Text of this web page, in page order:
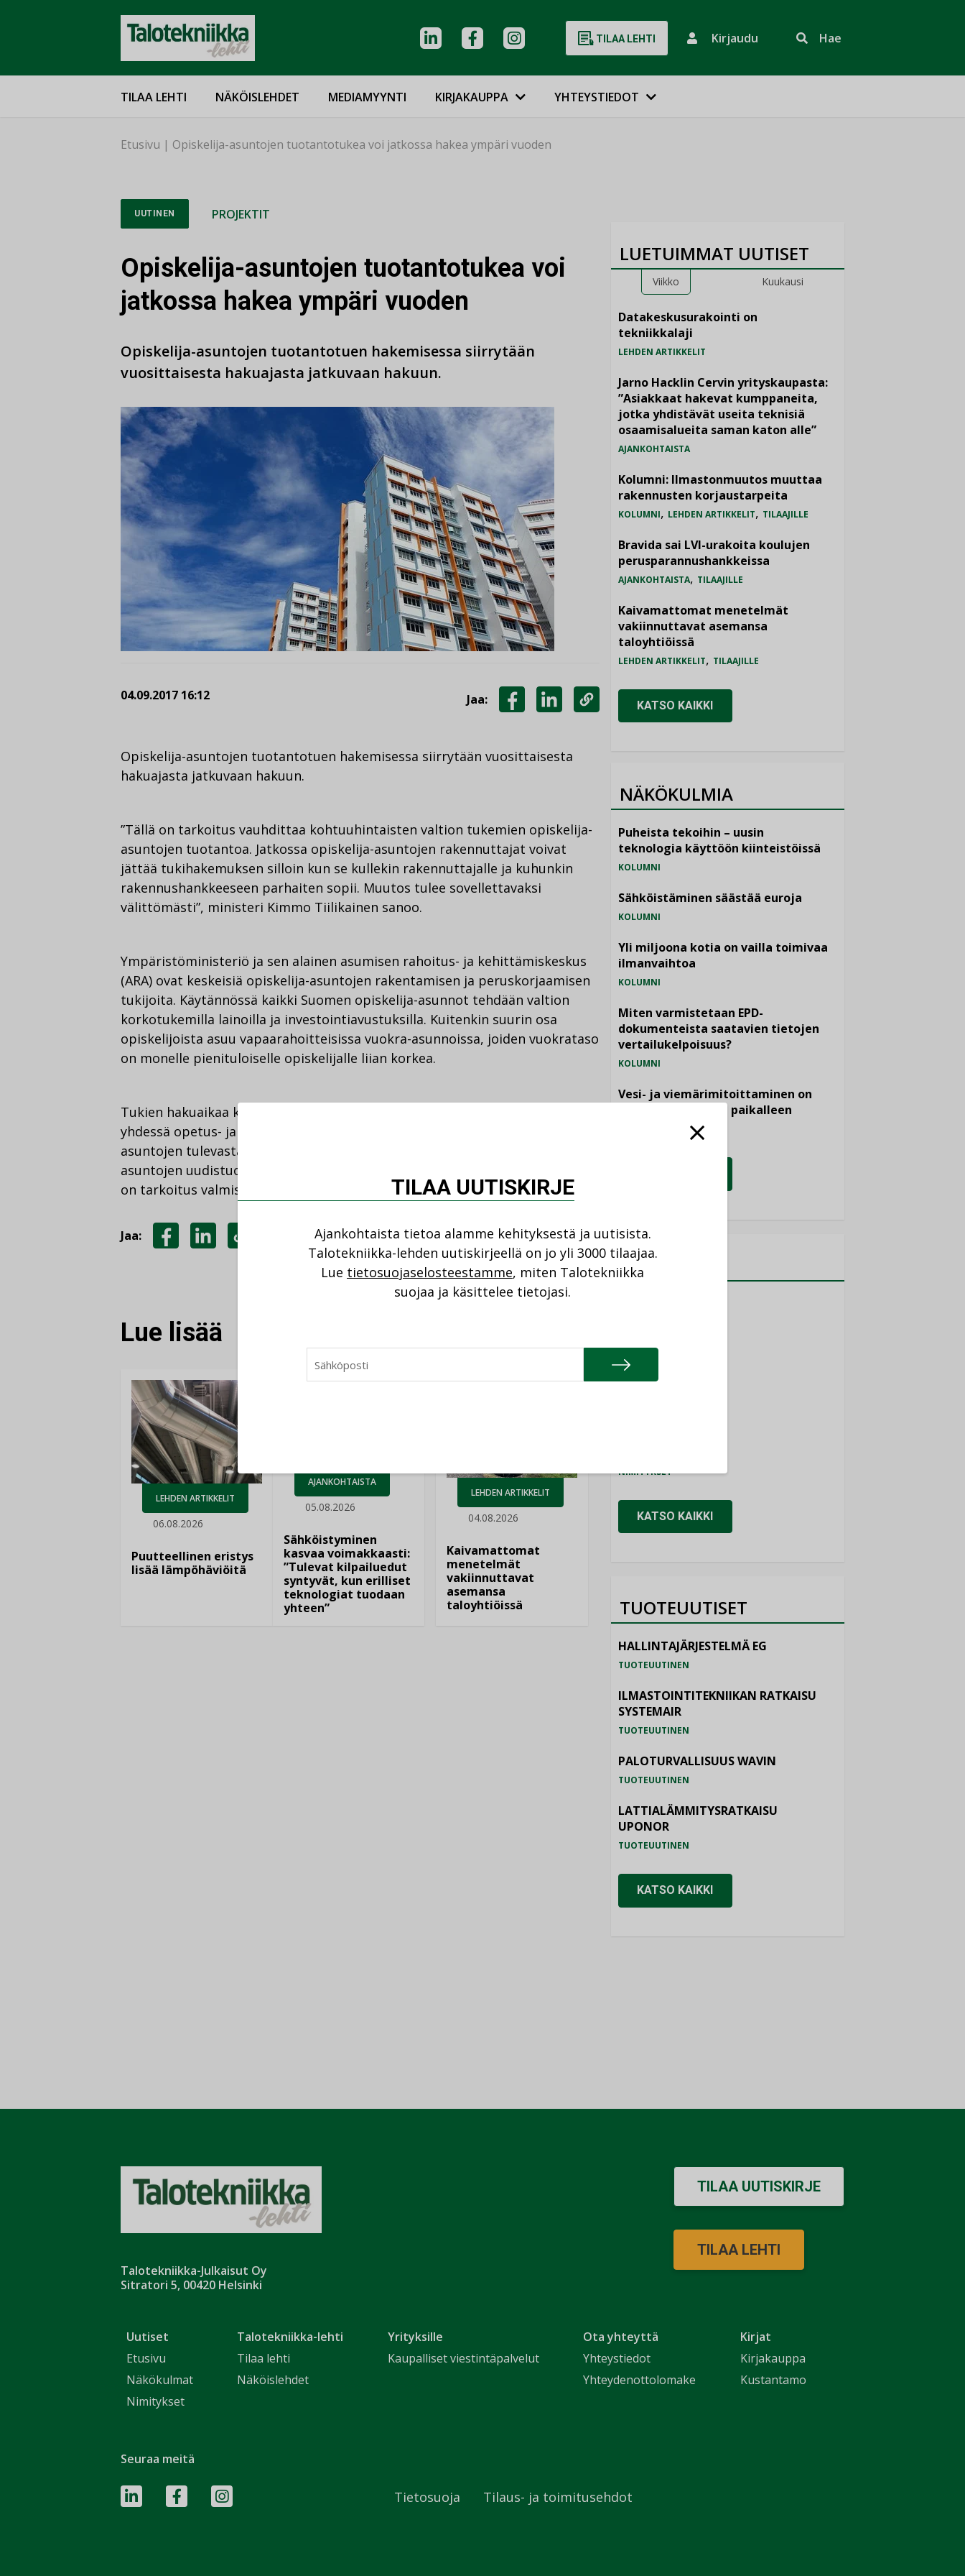
TILAA LEHTI Kirjaudu Hae
TILAA LEHTI NÄKÖISLEHDET MEDIAMYYNTI KIRJAKAUPPA YHTEYSTIEDOT
Etusivu | Opiskelija-asuntojen tuotantotukea voi jatkossa hakea ympäri vuoden
UUTINEN PROJEKTIT
Opiskelija-asuntojen tuotantotukea voi
jatkossa hakea ympäri vuoden
Opiskelija-asuntojen tuotantotuen hakemisessa siirrytään
vuosittaisesta hakuajasta jatkuvaan hakuun.
04.09.2017 16:12 Jaa:
KOPIOI
Opiskelija-asuntojen tuotantotuen hakemisessa siirrytään vuosittaisesta
hakuajasta jatkuvaan hakuun.
”Tällä on tarkoitus vauhdittaa kohtuuhintaisten valtion tukemien opiskelija-
asuntojen tuotantoa. Jatkossa opiskelija-asuntojen rakennuttajat voivat
jättää tukihakemuksen silloin kun se kullekin rakennuttajalle ja kuhunkin
rakennushankkeeseen parhaiten sopii. Muutos tulee sovellettavaksi
välittömästi”, ministeri Kimmo Tiilikainen sanoo.
Ympäristöministeriö ja sen alainen asumisen rahoitus- ja kehittämiskeskus
(ARA) ovat keskeisiä opiskelija-asuntojen rakentamisen ja peruskorjaamisen
tukijoita. Käytännössä kaikki Suomen opiskelija-asunnot tehdään valtion
korkotukemilla lainoilla ja investointiavustuksilla. Kuitenkin suurin osa
opiskelijoista asuu vapaarahoitteisissa vuokra-asunnoissa, joiden vuokrataso
on monelle pienituloiselle opiskelijalle liian korkea.
Tukien hakuaikaa koskevan uudistuksen lisäksi ympäristöministeriö teettää
yhdessä opetus- ja kulttuuriministeriön kanssa uuden selvityksen opiskelija-
asuntojen tulevasta tuotantotarpeesta. Tällä tavoin saadaan arvio opiskelija-
asuntojen uudistuotanto- ja korjaustarpeesta tuleville vuosille. Selvityksen
on tarkoitus valmistua vuoden 2018 loppuun mennessä.
Jaa:
Lue lisää
LEHDEN ARTIKKELIT
06.08.2026
Puutteellinen eristys
lisää lämpöhäviöitä
AJANKOHTAISTA
05.08.2026
Sähköistyminen
kasvaa voimakkaasti:
”Tulevat kilpailuedut
syntyvät, kun erilliset
teknologiat tuodaan
yhteen”
LEHDEN ARTIKKELIT
04.08.2026
Kaivamattomat
menetelmät
vakiinnuttavat
asemansa
taloyhtiöissä
LUETUIMMAT UUTISET
Viikko Kuukausi
Datakeskusurakointi on
tekniikkalaji
LEHDEN ARTIKKELIT
Jarno Hacklin Cervin yrityskaupasta:
”Asiakkaat hakevat kumppaneita,
jotka yhdistävät useita teknisiä
osaamisalueita saman katon alle”
AJANKOHTAISTA
Kolumni: Ilmastonmuutos muuttaa
rakennusten korjaustarpeita
KOLUMNI, LEHDEN ARTIKKELIT, TILAAJILLE
Bravida sai LVI-urakoita koulujen
perusparannushankkeissa
AJANKOHTAISTA, TILAAJILLE
Kaivamattomat menetelmät
vakiinnuttavat asemansa
taloyhtiöissä
LEHDEN ARTIKKELIT, TILAAJILLE
KATSO KAIKKI
NÄKÖKULMIA
Puheista tekoihin – uusin
teknologia käyttöön kiinteistöissä
KOLUMNI
Sähköistäminen säästää euroja
KOLUMNI
Yli miljoona kotia on vailla toimivaa
ilmanvaihtoa
KOLUMNI
Miten varmistetaan EPD-
dokumenteista saatavien tietojen
vertailukelpoisuus?
KOLUMNI
Vesi- ja viemärimitoittaminen on
jämähtänyt ajassa paikalleen
NIMITYKSET
NIMITYKSET
NIMITYKSET
KATSO KAIKKI
TUOTEUUTISET
HALLINTAJÄRJESTELMÄ EG
TUOTEUUTINEN
ILMASTOINTITEKNIIKAN RATKAISU
SYSTEMAIR
TUOTEUUTINEN
PALOTURVALLISUUS WAVIN
TUOTEUUTINEN
LATTIALÄMMITYSRATKAISU
UPONOR
TUOTEUUTINEN
KATSO KAIKKI
Talotekniikka-Julkaisut Oy
Sitratori 5, 00420 Helsinki
Uutiset
Etusivu
Näkökulmat
Nimitykset
Talotekniikka-lehti
Tilaa lehti
Näköislehdet
Yrityksille
Kaupalliset viestintäpalvelut
Ota yhteyttä
Yhteystiedot
Yhteydenottolomake
Kirjat
Kirjakauppa
Kustantamo
TILAA UUTISKIRJE
TILAA LEHTI
Seuraa meitä
Tietosuoja Tilaus- ja toimitusehdot
TILAA UUTISKIRJE
Ajankohtaista tietoa alamme kehityksestä ja uutisista.
Talotekniikka-lehden uutiskirjeellä on jo yli 3000 tilaajaa.
Lue tietosuojaselosteestamme, miten Talotekniikka
suojaa ja käsittelee tietojasi.